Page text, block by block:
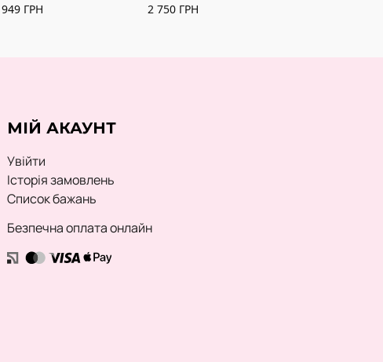
949 ГРН
2 750 ГРН
МІЙ АКАУНТ
Увійти
Історія замовлень
Список бажань
Безпечна оплата онлайн